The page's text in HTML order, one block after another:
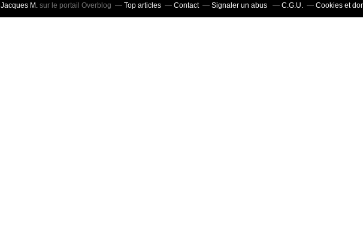
Jacques M.sur le portail Overblog Top articles Contact Signaler un abus C.G.U. Cookies et